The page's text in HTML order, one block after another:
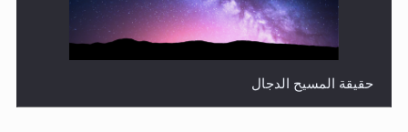
حقيقة المسيح الدجال